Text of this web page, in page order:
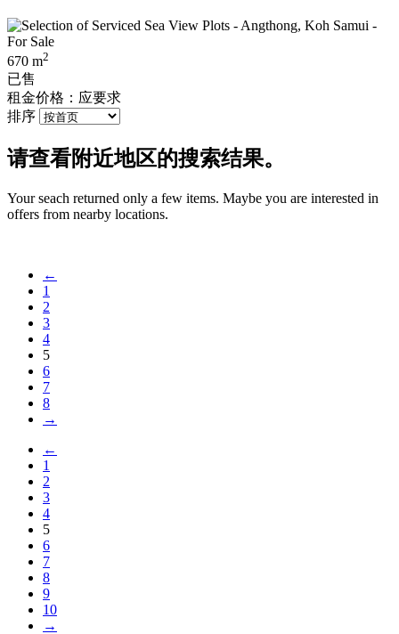
670 m2
已售
租金价格：应要求
排序
请查看附近地区的搜索结果。
Your seach returned only a few items. Maybe you are interested in
offers from nearby locations.
←
1
2
3
4
5
6
7
8
→
←
1
2
3
4
5
6
7
8
9
10
→